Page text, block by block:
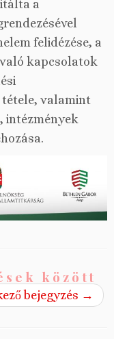
a
felidézése, a
kapcsolatok
tétele, valamint
intézmények
között
bejegyzés →